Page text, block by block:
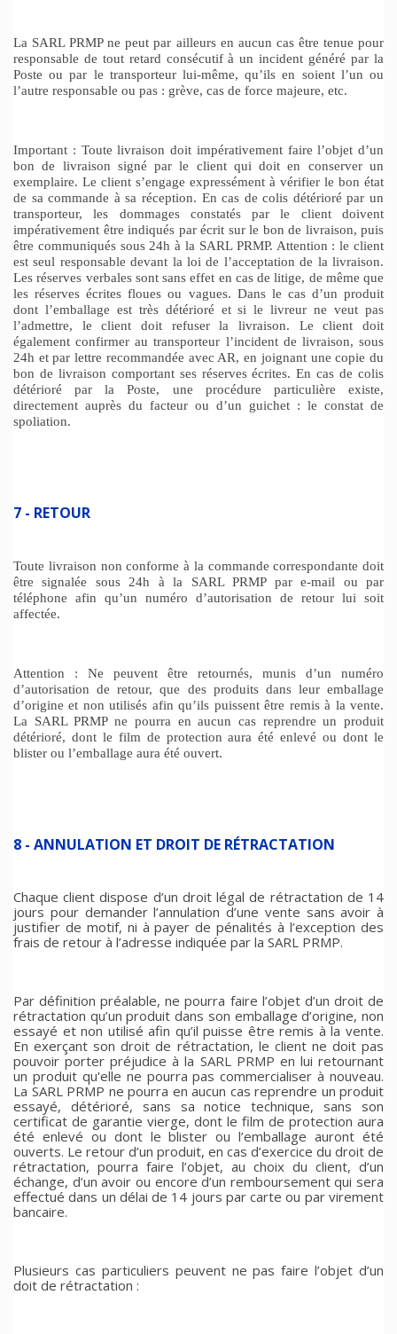
La SARL PRMP ne peut par ailleurs en aucun cas être tenue pour
responsable de tout retard consécutif à un incident généré par la
Poste ou par le transporteur lui-même, qu’ils en soient l’un ou
l’autre responsable ou pas : grève, cas de force majeure, etc.
Important : Toute livraison doit impérativement faire l’objet d’un
bon de livraison signé par le client qui doit en conserver un
exemplaire. Le client s’engage expressément à vérifier le bon état
de sa commande à sa réception. En cas de colis détérioré par un
transporteur, les dommages constatés par le client doivent
impérativement être indiqués par écrit sur le bon de livraison, puis
être communiqués sous 24h à la SARL PRMP. Attention : le client
est seul responsable devant la loi de l’acceptation de la livraison.
Les réserves verbales sont sans effet en cas de litige, de même que
les réserves écrites floues ou vagues. Dans le cas d’un produit
dont l’emballage est très détérioré et si le livreur ne veut pas
l’admettre, le client doit refuser la livraison. Le client doit
également confirmer au transporteur l’incident de livraison, sous
24h et par lettre recommandée avec AR, en joignant une copie du
bon de livraison comportant ses réserves écrites. En cas de colis
détérioré par la Poste, une procédure particulière existe,
directement auprès du facteur ou d’un guichet : le constat de
spoliation.
7 - RETOUR
Toute livraison non conforme à la commande correspondante doit
être signalée sous 24h à la SARL PRMP par e-mail ou par
téléphone afin qu’un numéro d’autorisation de retour lui soit
affectée.
Attention : Ne peuvent être retournés, munis d’un numéro
d’autorisation de retour, que des produits dans leur emballage
d’origine et non utilisés afin qu’ils puissent être remis à la vente.
La SARL PRMP ne pourra en aucun cas reprendre un produit
détérioré, dont le film de protection aura été enlevé ou dont le
blister ou l’emballage aura été ouvert.
8 - ANNULATION ET DROIT DE RÉTRACTATION
Chaque client dispose d’un droit légal de rétractation de 14
jours pour demander l’annulation d’une vente sans avoir à
justifier de motif, ni à payer de pénalités à l’exception des
frais de retour à l’adresse indiquée par la SARL PRMP.
Par définition préalable, ne pourra faire l’objet d’un droit de
rétractation qu’un produit dans son emballage d’origine, non
essayé et non utilisé afin qu’il puisse être remis à la vente.
En exerçant son droit de rétractation, le client ne doit pas
pouvoir porter préjudice à la SARL PRMP en lui retournant
un produit qu'elle ne pourra pas commercialiser à nouveau.
La SARL PRMP ne pourra en aucun cas reprendre un produit
essayé, détérioré, sans sa notice technique, sans son
certificat de garantie vierge, dont le film de protection aura
été enlevé ou dont le blister ou l’emballage auront été
ouverts. Le retour d’un produit, en cas d’exercice du droit de
rétractation, pourra faire l’objet, au choix du client, d’un
échange, d’un avoir ou encore d’un remboursement qui sera
effectué dans un délai de 14 jours par carte ou par virement
bancaire.
Plusieurs cas particuliers peuvent ne pas faire l’objet d’un
doit de rétractation :